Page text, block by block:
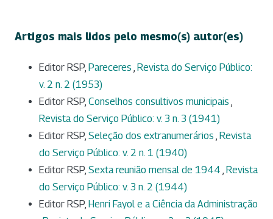
Artigos mais lidos pelo mesmo(s) autor(es)
Editor RSP, Pareceres , Revista do Serviço Público:
v. 2 n. 2 (1953)
Editor RSP, Conselhos consultivos municipais ,
Revista do Serviço Público: v. 3 n. 3 (1941)
Editor RSP, Seleção dos extranumerários , Revista
do Serviço Público: v. 2 n. 1 (1940)
Editor RSP, Sexta reunião mensal de 1944 , Revista
do Serviço Público: v. 3 n. 2 (1944)
Editor RSP, Henri Fayol e a Ciência da Administração